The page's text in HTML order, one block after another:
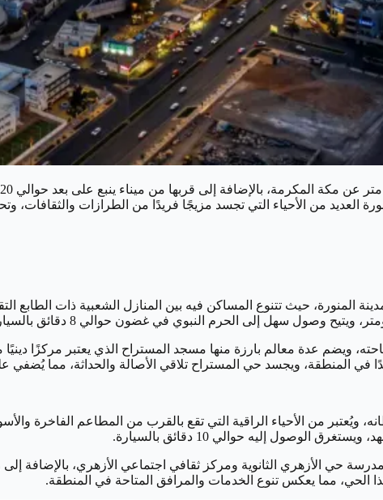
المنورة، حيث تتنوع المساكن فيه بين المنازل الشعبية ذات الطابع
ويضم عدة معالم بارزة منها مسجد المستراح الذي يعتبر مركزًا دينيًا
في المنطقة، ويجسد حي المستراح تلاقي الأصالة والحداثة، مما يُضفي
ويُعتبر من الأحياء الراقية التي تقع بالقرب من المطاعم الفاخرة
إليه حوالي 10 دقائق بالسيارة.
حي الأزهري الثانوية ومركز ثقافي اجتماعي الأزهري، بالإضافة
مما يعكس تنوع الخدمات والمرافق المتاحة في المنطقة.